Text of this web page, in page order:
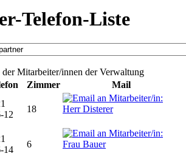
Telefon-Liste
der Mitarbeiter/innen der Verwaltung
Zimmer
Mail
12
18
14
6